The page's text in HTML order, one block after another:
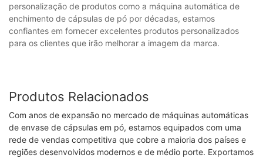
personalização de produtos como a máquina automática de
enchimento de cápsulas de pó por décadas, estamos
confiantes em fornecer excelentes produtos personalizados
para os clientes que irão melhorar a imagem da marca.
Produtos Relacionados
Com anos de expansão no mercado de máquinas automáticas
de envase de cápsulas em pó, estamos equipados com uma
rede de vendas competitiva que cobre a maioria dos países e
regiões desenvolvidos modernos e de médio porte. Exportamos